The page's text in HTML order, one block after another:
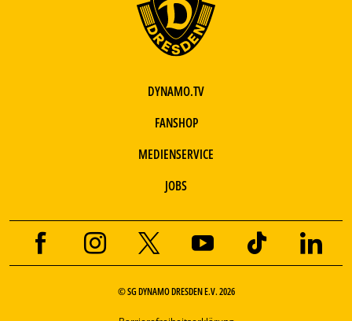
DYNAMO.TV
FANSHOP
MEDIENSERVICE
JOBS
© SG DYNAMO DRESDEN E.V. 2026